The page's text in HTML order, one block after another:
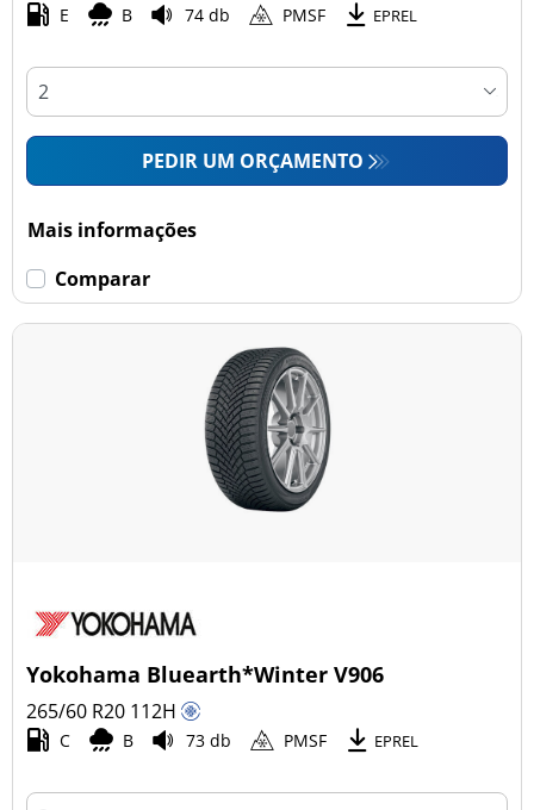
E B 74 db PMSF EPREL
PEDIR UM ORÇAMENTO
Mais informações
Comparar
Yokohama Bluearth*Winter V906
265/60 R20 112H
C B 73 db PMSF EPREL